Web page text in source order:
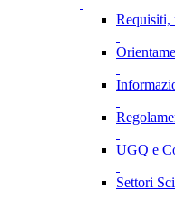
Requisiti,
UGQ e
Settori